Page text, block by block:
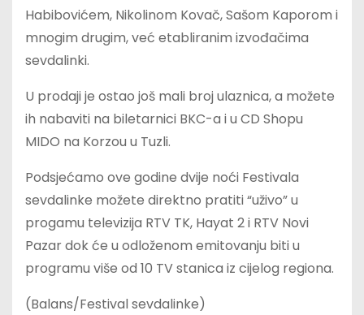
Habibovićem, Nikolinom Kovač, Sašom Kaporom i
mnogim drugim, već etabliranim izvođačima
sevdalinki.
U prodaji je ostao još mali broj ulaznica, a možete
ih nabaviti na biletarnici BKC-a i u CD Shopu
MIDO na Korzou u Tuzli.
Podsjećamo ove godine dvije noći Festivala
sevdalinke možete direktno pratiti “uživo” u
progamu televizija RTV TK, Hayat 2 i RTV Novi
Pazar dok će u odloženom emitovanju biti u
programu više od 10 TV stanica iz cijelog regiona.
(Balans/Festival sevdalinke)